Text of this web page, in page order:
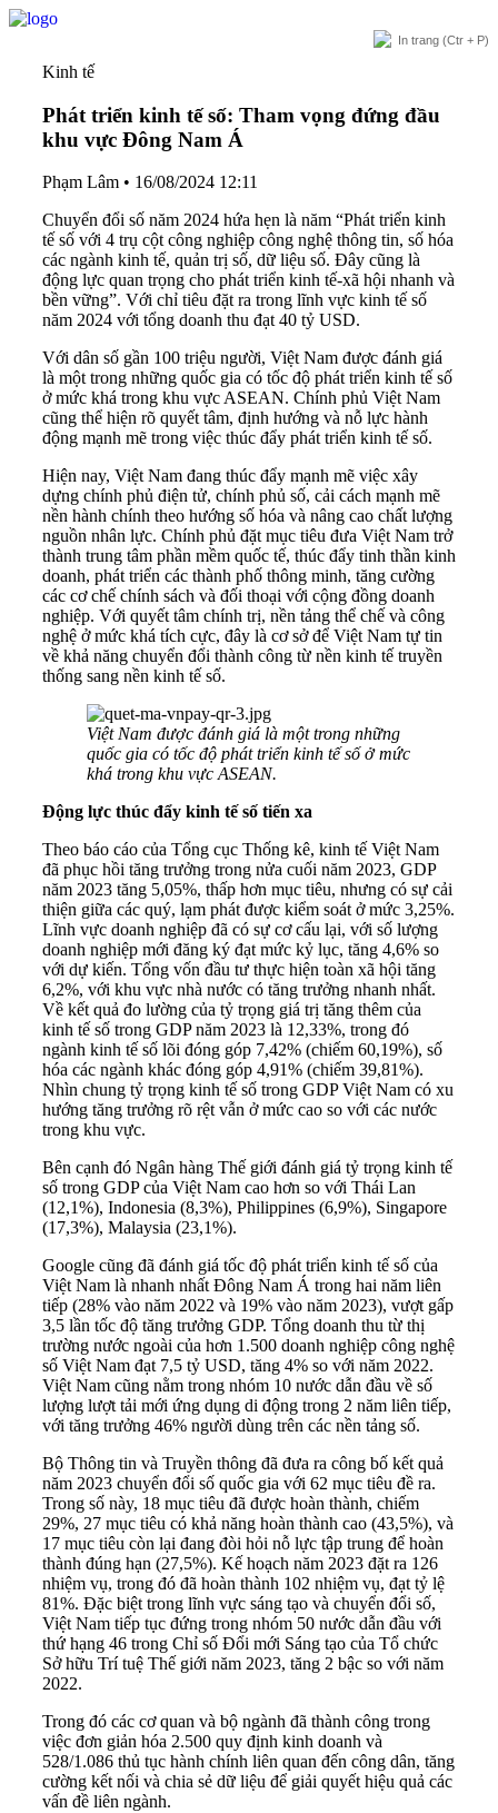
In trang (Ctr + P)
Kinh tế
Phát triển kinh tế số: Tham vọng đứng đầu
khu vực Đông Nam Á
Phạm Lâm • 16/08/2024 12:11
Chuyển đổi số năm 2024 hứa hẹn là năm “Phát triển kinh
tế số với 4 trụ cột công nghiệp công nghệ thông tin, số hóa
các ngành kinh tế, quản trị số, dữ liệu số. Đây cũng là
động lực quan trọng cho phát triển kinh tế-xã hội nhanh và
bền vững”. Với chỉ tiêu đặt ra trong lĩnh vực kinh tế số
năm 2024 với tổng doanh thu đạt 40 tỷ USD.
Với dân số gần 100 triệu người, Việt Nam được đánh giá
là một trong những quốc gia có tốc độ phát triển kinh tế số
ở mức khá trong khu vực ASEAN. Chính phủ Việt Nam
cũng thể hiện rõ quyết tâm, định hướng và nỗ lực hành
động mạnh mẽ trong việc thúc đẩy phát triển kinh tế số.
Hiện nay, Việt Nam đang thúc đẩy mạnh mẽ việc xây
dựng chính phủ điện tử, chính phủ số, cải cách mạnh mẽ
nền hành chính theo hướng số hóa và nâng cao chất lượng
nguồn nhân lực. Chính phủ đặt mục tiêu đưa Việt Nam trở
thành trung tâm phần mềm quốc tế, thúc đẩy tinh thần kinh
doanh, phát triển các thành phố thông minh, tăng cường
các cơ chế chính sách và đối thoại với cộng đồng doanh
nghiệp. Với quyết tâm chính trị, nền tảng thể chế và công
nghệ ở mức khá tích cực, đây là cơ sở để Việt Nam tự tin
về khả năng chuyển đổi thành công từ nền kinh tế truyền
thống sang nền kinh tế số.
Việt Nam được đánh giá là một trong những
quốc gia có tốc độ phát triển kinh tế số ở mức
khá trong khu vực ASEAN.
Động lực thúc đẩy kinh tế số tiến xa
Theo báo cáo của Tổng cục Thống kê, kinh tế Việt Nam
đã phục hồi tăng trưởng trong nửa cuối năm 2023, GDP
năm 2023 tăng 5,05%, thấp hơn mục tiêu, nhưng có sự cải
thiện giữa các quý, lạm phát được kiểm soát ở mức 3,25%.
Lĩnh vực doanh nghiệp đã có sự cơ cấu lại, với số lượng
doanh nghiệp mới đăng ký đạt mức kỷ lục, tăng 4,6% so
với dự kiến. Tổng vốn đầu tư thực hiện toàn xã hội tăng
6,2%, với khu vực nhà nước có tăng trưởng nhanh nhất.
Về kết quả đo lường của tỷ trọng giá trị tăng thêm của
kinh tế số trong GDP năm 2023 là 12,33%, trong đó
ngành kinh tế số lõi đóng góp 7,42% (chiếm 60,19%), số
hóa các ngành khác đóng góp 4,91% (chiếm 39,81%).
Nhìn chung tỷ trọng kinh tế số trong GDP Việt Nam có xu
hướng tăng trưởng rõ rệt vẫn ở mức cao so với các nước
trong khu vực.
Bên cạnh đó Ngân hàng Thế giới đánh giá tỷ trọng kinh tế
số trong GDP của Việt Nam cao hơn so với Thái Lan
(12,1%), Indonesia (8,3%), Philippines (6,9%), Singapore
(17,3%), Malaysia (23,1%).
Google cũng đã đánh giá tốc độ phát triển kinh tế số của
Việt Nam là nhanh nhất Đông Nam Á trong hai năm liên
tiếp (28% vào năm 2022 và 19% vào năm 2023), vượt gấp
3,5 lần tốc độ tăng trưởng GDP. Tổng doanh thu từ thị
trường nước ngoài của hơn 1.500 doanh nghiệp công nghệ
số Việt Nam đạt 7,5 tỷ USD, tăng 4% so với năm 2022.
Việt Nam cũng nằm trong nhóm 10 nước dẫn đầu về số
lượng lượt tải mới ứng dụng di động trong 2 năm liên tiếp,
với tăng trưởng 46% người dùng trên các nền tảng số.
Bộ Thông tin và Truyền thông đã đưa ra công bố kết quả
năm 2023 chuyển đổi số quốc gia với 62 mục tiêu đề ra.
Trong số này, 18 mục tiêu đã được hoàn thành, chiếm
29%, 27 mục tiêu có khả năng hoàn thành cao (43,5%), và
17 mục tiêu còn lại đang đòi hỏi nỗ lực tập trung để hoàn
thành đúng hạn (27,5%). Kế hoạch năm 2023 đặt ra 126
nhiệm vụ, trong đó đã hoàn thành 102 nhiệm vụ, đạt tỷ lệ
81%. Đặc biệt trong lĩnh vực sáng tạo và chuyển đổi số,
Việt Nam tiếp tục đứng trong nhóm 50 nước dẫn đầu với
thứ hạng 46 trong Chỉ số Đổi mới Sáng tạo của Tổ chức
Sở hữu Trí tuệ Thế giới năm 2023, tăng 2 bậc so với năm
2022.
Trong đó các cơ quan và bộ ngành đã thành công trong
việc đơn giản hóa 2.500 quy định kinh doanh và
528/1.086 thủ tục hành chính liên quan đến công dân, tăng
cường kết nối và chia sẻ dữ liệu để giải quyết hiệu quả các
vấn đề liên ngành.